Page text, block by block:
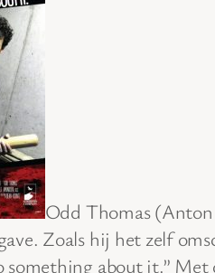
Odd Thomas
Zoals hij het zelf
something about it.”